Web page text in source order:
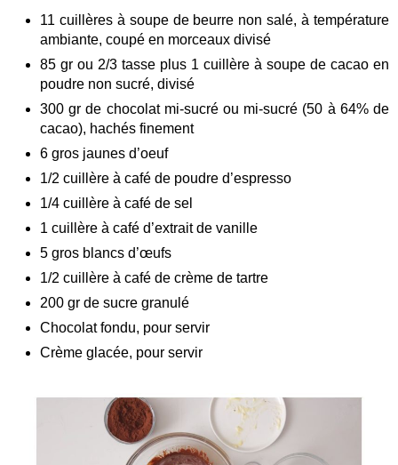
11 cuillères à soupe de beurre non salé, à température
ambiante, coupé en morceaux divisé
85 gr ou 2/3 tasse plus 1 cuillère à soupe de cacao en
poudre non sucré, divisé
300 gr de chocolat mi-sucré ou mi-sucré (50 à 64% de
cacao), hachés finement
6 gros jaunes d’oeuf
1/2 cuillère à café de poudre d’espresso
1/4 cuillère à café de sel
1 cuillère à café d’extrait de vanille
5 gros blancs d’œufs
1/2 cuillère à café de crème de tartre
200 gr de sucre granulé
Chocolat fondu, pour servir
Crème glacée, pour servir